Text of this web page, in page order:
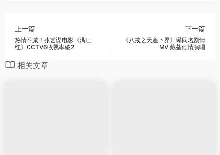
上一篇
热情不减！张艺谋电影《满江
红》CCTV6收视率破2
下一篇
《八戒之天蓬下界》曝同名剧情
MV 戴荃倾情演唱
相关文章